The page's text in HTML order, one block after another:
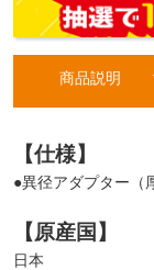
商品説明
【仕様】
●異径アダプター（
【原産国】
日本